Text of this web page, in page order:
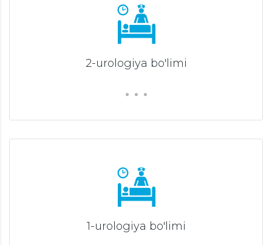
2-urologiya bo'limi
1-urologiya bo'limi